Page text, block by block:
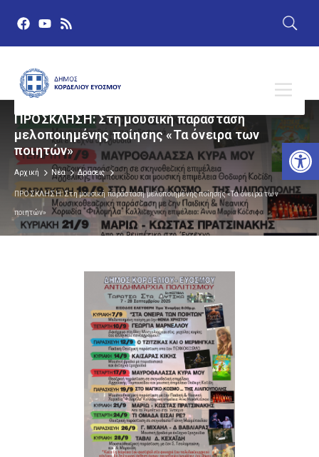
ΠΡΟΣΚΛΗΣΗ: Στη μουσική παράσταση
μελοποιημένης ποίησης «Τα όνειρα των
ποιητών»
Αρχική Νέα Δράσεις
ΠΡΟΣΚΛΗΣΗ: Στη μουσική παράσταση μελοποιημένης ποίησης «Τα όνειρα των
ποιητών»